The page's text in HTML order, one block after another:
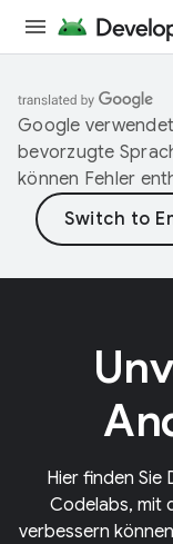
Google
bevorzugte
können Fehler
Hier finden Sie
Codelabs, mit
verbessern